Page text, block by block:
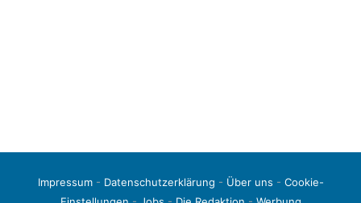
Impressum- Datenschutzerklärung - Über uns - Cookie-